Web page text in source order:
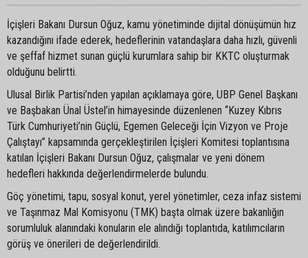
İçişleri Bakanı Dursun Oğuz, kamu yönetiminde dijital dönüşümün hız
kazandığını ifade ederek, hedeflerinin vatandaşlara daha hızlı, güvenli
ve şeffaf hizmet sunan güçlü kurumlara sahip bir KKTC oluşturmak
olduğunu belirtti.
Ulusal Birlik Partisi’nden yapılan açıklamaya göre, UBP Genel Başkanı
ve Başbakan Ünal Üstel’in himayesinde düzenlenen “Kuzey Kıbrıs
Türk Cumhuriyeti’nin Güçlü, Egemen Geleceği İçin Vizyon ve Proje
Çalıştayı” kapsamında gerçekleştirilen İçişleri Komitesi toplantısına
katılan İçişleri Bakanı Dursun Oğuz, çalışmalar ve yeni dönem
hedefleri hakkında değerlendirmelerde bulundu.
Göç yönetimi, tapu, sosyal konut, yerel yönetimler, ceza infaz sistemi
ve Taşınmaz Mal Komisyonu (TMK) başta olmak üzere bakanlığın
sorumluluk alanındaki konuların ele alındığı toplantıda, katılımcıların
görüş ve önerileri de değerlendirildi.